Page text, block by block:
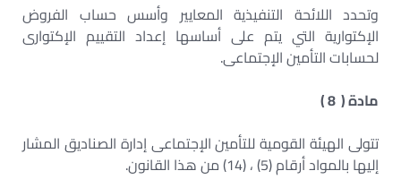
وتحدد اللائحة التنفيذية المعايير وأسس حساب الفروض
الإكتوارية التي يتم على أساسها إعداد التقييم الإكتوارى
لحسابات التأمين الإجتماعى.
مادة ( 8
(
تتولى الهيئة القومية للتأمين الإجتماعى إدارة الصناديق المشار
إليها بالمواد أرقام (5) ، (14) من هذا القانون
.